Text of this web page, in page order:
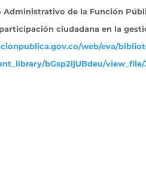
de la Función
ciudadana en la
web/eva/
bGsp2IjUBdeu/view_file/